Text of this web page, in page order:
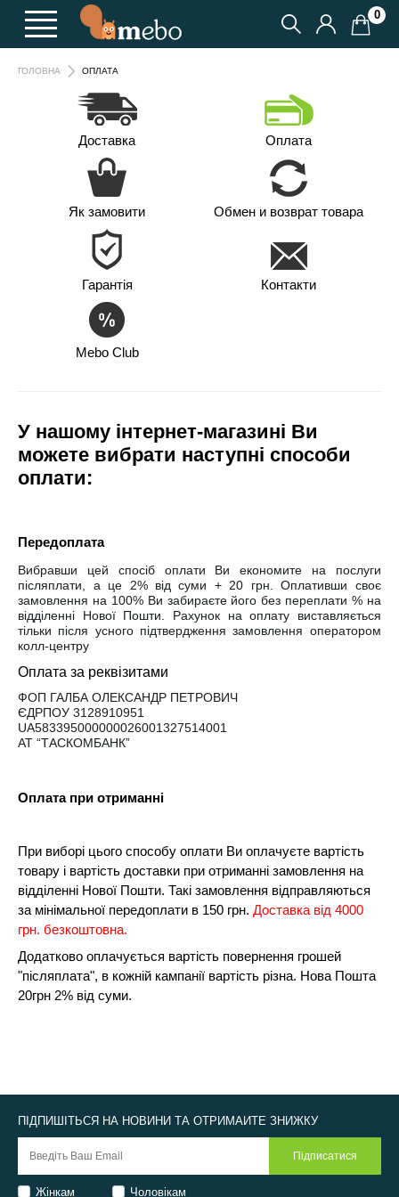
0
ГОЛОВНА ОПЛАТА
Доставка Оплата
Як замовити Обмен и возврат товара
Гарантія Контакти
Mebo Club
У нашому інтернет-магазині Ви
можете вибрати наступні способи
оплати:
Передоплата
Вибравши цей спосіб оплати Ви економите на послуги
післяплати, а це 2% від суми + 20 грн. Оплативши своє
замовлення на 100% Ви забираєте його без переплати % на
відділенні Нової Пошти. Рахунок на оплату виставляється
тільки після усного підтвердження замовлення оператором
колл-центру
Оплата за реквізитами
ФОП ГАЛБА ОЛЕКСАНДР ПЕТРОВИЧ
ЄДРПОУ 3128910951
UA583395000000026001327514001
АТ “ТАСКОМБАНК”
Оплата при отриманні
При виборі цього способу оплати Ви оплачуєте вартість
товару і вартість доставки при отриманні замовлення на
відділенні Нової Пошти. Такі замовлення відправляються
за мінімальної передоплати в 150 грн.Доставка від 4000
грн. безкоштовна.
Додатково оплачується вартість повернення грошей
"післяплата", в кожній кампанії вартість різна. Нова Пошта
20грн 2% від суми.
ПІДПИШІТЬСЯ НА НОВИНИ ТА ОТРИМАЙТЕ ЗНИЖКУ
Жінкам Чоловікам